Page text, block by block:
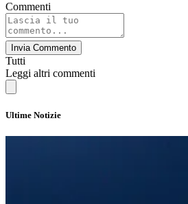
Commenti
Invia Commento
Tutti
Leggi altri commenti
Ultime Notizie